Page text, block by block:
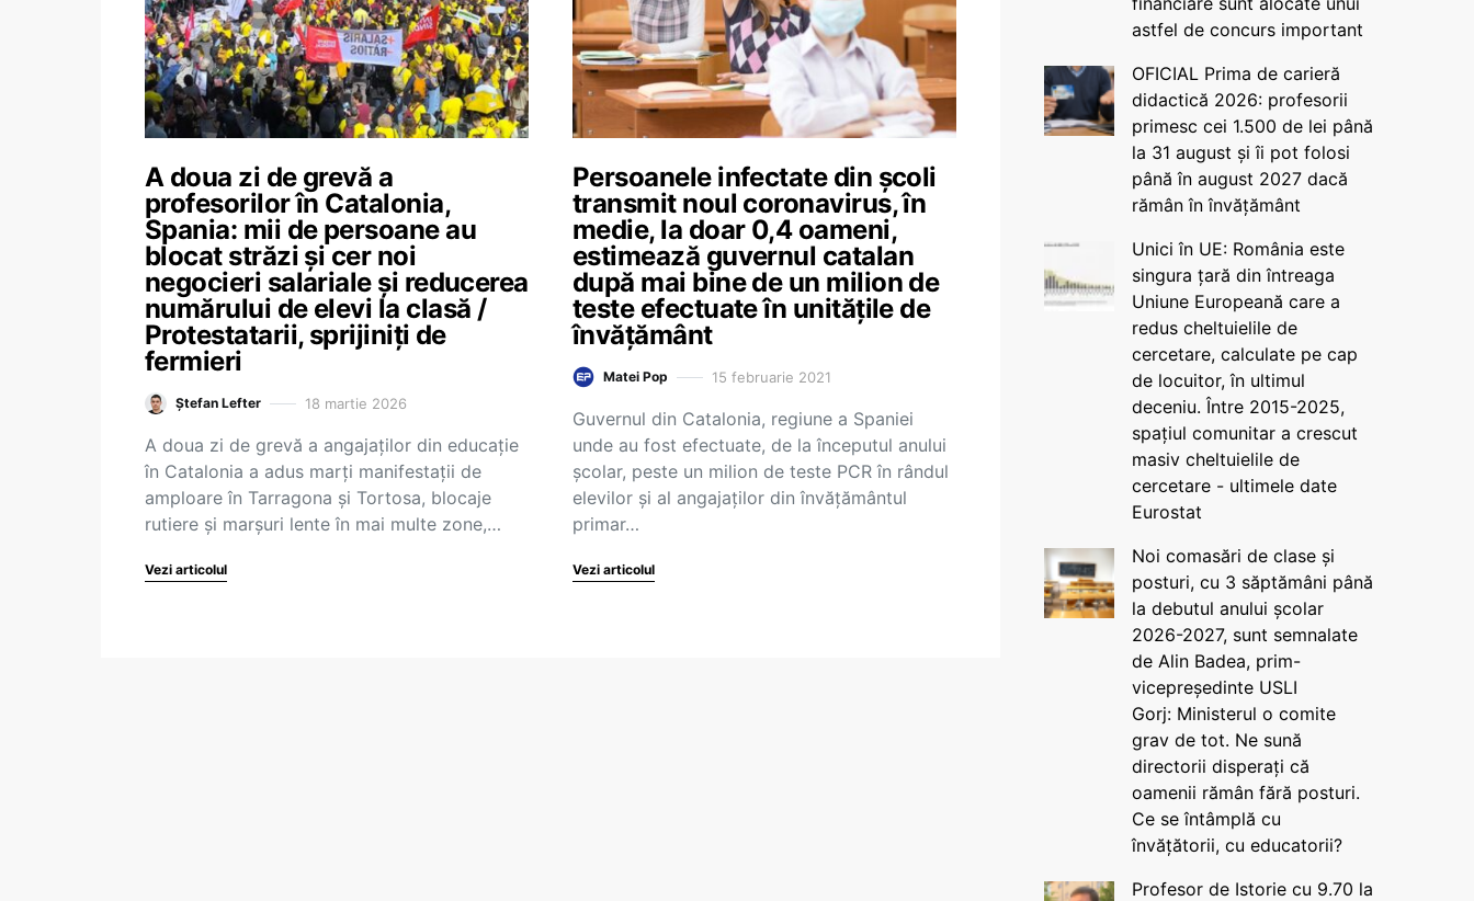
A doua zi de grevă a
profesorilor în Catalonia,
Spania: mii de persoane au
blocat străzi și cer noi
negocieri salariale și reducerea
numărului de elevi la clasă /
Protestatarii, sprijiniți de
fermieri
Ștefan Lefter 18 martie 2026
A doua zi de grevă a angajaților din educație
în Catalonia a adus marți manifestații de
amploare în Tarragona și Tortosa, blocaje
rutiere și marșuri lente în mai multe zone,…
Vezi articolul
Persoanele infectate din școli
transmit noul coronavirus, în
medie, la doar 0,4 oameni,
estimează guvernul catalan
după mai bine de un milion de
teste efectuate în unitățile de
învățământ
Matei Pop 15 februarie 2021
Guvernul din Catalonia, regiune a Spaniei
unde au fost efectuate, de la începutul anului
școlar, peste un milion de teste PCR în rândul
elevilor și al angajaților din învățământul
primar…
Vezi articolul
astfel de concurs important
OFICIAL Prima de carieră
didactică 2026: profesorii
primesc cei 1.500 de lei până
la 31 august și îi pot folosi
până în august 2027 dacă
rămân în învățământ
Unici în UE: România este
singura țară din întreaga
Uniune Europeană care a
redus cheltuielile de
cercetare, calculate pe cap
de locuitor, în ultimul
deceniu. Între 2015-2025,
spațiul comunitar a crescut
masiv cheltuielile de
cercetare - ultimele date
Eurostat
Noi comasări de clase și
posturi, cu 3 săptămâni până
la debutul anului școlar
2026-2027, sunt semnalate
de Alin Badea, prim-
vicepreședinte USLI
Gorj: Ministerul o comite
grav de tot. Ne sună
directorii disperați că
oamenii rămân fără posturi.
Ce se întâmplă cu
învățătorii, cu educatorii?
Profesor de Istorie cu 9.70 la